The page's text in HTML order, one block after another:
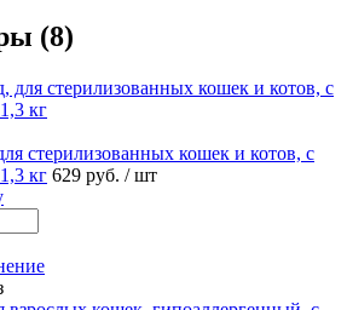
(8)
стерилизованных кошек и котов, с
кг 629 руб. / шт